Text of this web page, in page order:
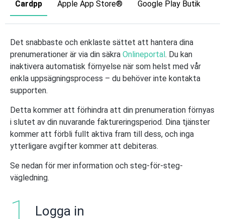
Cardpp Apple App Store® Google Play Butik
Det snabbaste och enklaste sättet att hantera dina
prenumerationer är via din säkra Onlineportal. Du kan
inaktivera automatisk förnyelse när som helst med vår
enkla uppsägningsprocess – du behöver inte kontakta
supporten.
Detta kommer att förhindra att din prenumeration förnyas
i slutet av din nuvarande faktureringsperiod. Dina tjänster
kommer att förbli fullt aktiva fram till dess, och inga
ytterligare avgifter kommer att debiteras.
Se nedan för mer information och steg-för-steg-
vägledning.
Logga in